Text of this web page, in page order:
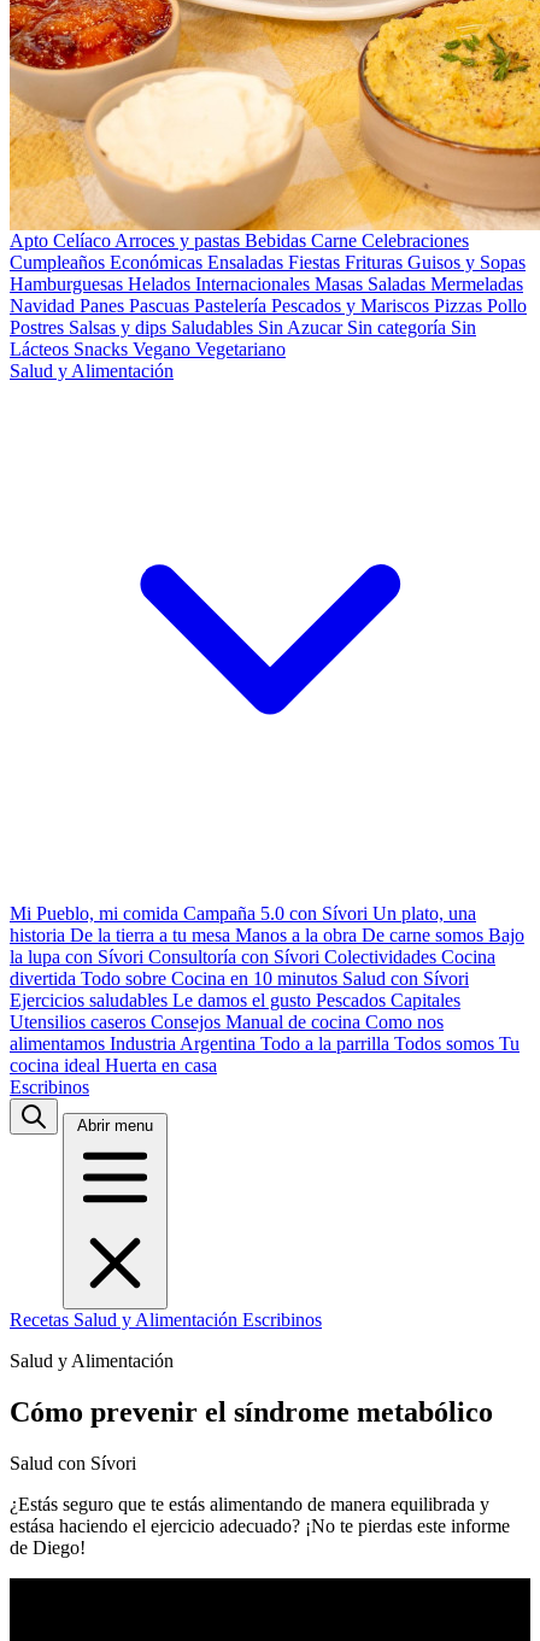
Apto Celíaco Arroces y pastas Bebidas Carne Celebraciones
Cumpleaños Económicas Ensaladas Fiestas Frituras Guisos y Sopas
Hamburguesas Helados Internacionales Masas Saladas Mermeladas
Navidad Panes Pascuas Pastelería Pescados y Mariscos Pizzas Pollo
Postres Salsas y dips Saludables Sin Azucar Sin categoría Sin
Lácteos Snacks Vegano Vegetariano
Salud y Alimentación
Mi Pueblo, mi comida Campaña 5.0 con Sívori Un plato, una
historia De la tierra a tu mesa Manos a la obra De carne somos Bajo
la lupa con Sívori Consultoría con Sívori Colectividades Cocina
divertida Todo sobre Cocina en 10 minutos Salud con Sívori
Ejercicios saludables Le damos el gusto Pescados Capitales
Utensilios caseros Consejos Manual de cocina Como nos
alimentamos Industria Argentina Todo a la parrilla Todos somos Tu
cocina ideal Huerta en casa
Escribinos
Abrir menu
Recetas Salud y Alimentación Escribinos
Salud y Alimentación
Cómo prevenir el síndrome metabólico
Salud con Sívori
¿Estás seguro que te estás alimentando de manera equilibrada y
estása haciendo el ejercicio adecuado? ¡No te pierdas este informe
de Diego!